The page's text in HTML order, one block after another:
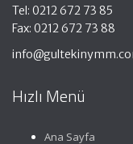
Tel: 0212 672 73 85
Fax: 0212 672 73 88
Hızlı Menü
Ana Sayfa